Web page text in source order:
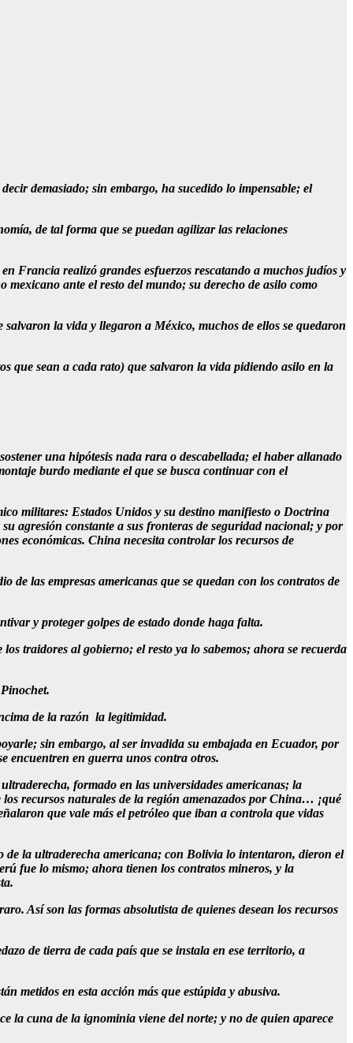
demasiado; sin embargo, ha sucedido lo impensable; el
de tal forma que se puedan agilizar las relaciones
Francia realizó grandes esfuerzos rescatando a muchos judíos y
ante el resto del mundo; su derecho de asilo como
salvaron la vida y llegaron a México, muchos de ellos se quedaron
sean a cada rato) que salvaron la vida pidiendo asilo en la
una hipótesis nada rara o descabellada; el haber allanado
burdo mediante el que se busca continuar con el
militares: Estados Unidos y su destino manifiesto o Doctrina
agresión constante a sus fronteras de seguridad nacional; y por
económicas. China necesita controlar los recursos de
de las empresas americanas que se quedan con los contratos de
y proteger golpes de estado donde haga falta.
traidores al gobierno; el resto ya lo sabemos; ahora se recuerda
de la razón la legitimidad.
sin embargo, al ser invadida su embajada en Ecuador, por
encuentren en guerra unos contra otros.
formado en las universidades americanas; la
los recursos naturales de la región amenazados por China… ¡qué
que vale más el petróleo que iban a controla que vidas
de la ultraderecha americana; con Bolivia lo intentaron, dieron el
fue lo mismo; ahora tienen los contratos mineros, y la
Así son las formas absolutista de quienes desean los recursos
de tierra de cada país que se instala en ese territorio, a
metidos en esta acción más que estúpida y abusiva.
la cuna de la ignominia viene del norte; y no de quien aparece